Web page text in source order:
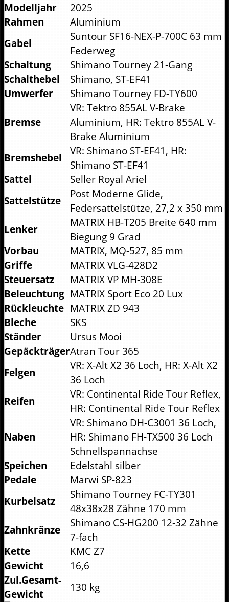
Modelljahr
2025
Rahmen
Aluminium
Gabel
Suntour SF16-NEX-P-700C 63 mm
Federweg
Schaltung
Shimano Tourney 21-Gang
Schalthebel
Shimano, ST-EF41
Umwerfer
Shimano Tourney FD-TY600
Bremse
VR: Tektro 855AL V-Brake
Aluminium, HR: Tektro 855AL V-
Brake Aluminium
Bremshebel
VR: Shimano ST-EF41, HR:
Shimano ST-EF41
Sattel
Seller Royal Ariel
Sattelstütze
Post Moderne Glide,
Federsattelstütze, 27,2 x 350 mm
Lenker
MATRIX HB-T205 Breite 640 mm
Biegung 9 Grad
Vorbau
MATRIX, MQ-527, 85 mm
Griffe
MATRIX VLG-428D2
Steuersatz
MATRIX VP MH-308E
Beleuchtung MATRIX Sport Eco 20 Lux
Rückleuchte MATRIX ZD 943
Bleche
SKS
Ständer
Ursus Mooi
GepäckträgerAtran Tour 365
Felgen
VR: X-Alt X2 36 Loch, HR: X-Alt X2
36 Loch
Reifen
VR: Continental Ride Tour Reflex,
HR: Continental Ride Tour Reflex
Naben
VR: Shimano DH-C3001 36 Loch,
HR: Shimano FH-TX500 36 Loch
Schnellspannachse
Speichen
Edelstahl silber
Pedale
Marwi SP-823
Kurbelsatz
Shimano Tourney FC-TY301
48x38x28 Zähne 170 mm
Zahnkränze
Shimano CS-HG200 12-32 Zähne
7-fach
Kette
KMC Z7
Gewicht
16,6
Zul.Gesamt-
Gewicht
130 kg